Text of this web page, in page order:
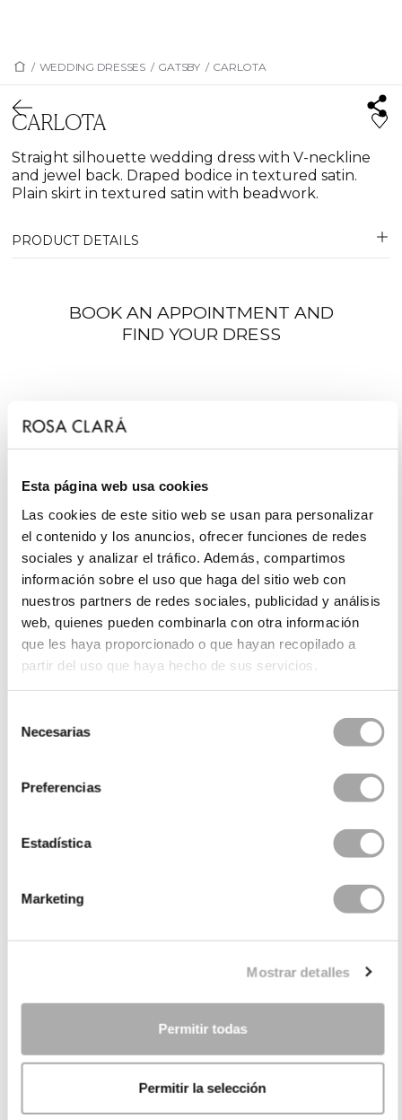
Esta página web usa cookies
Las cookies de este sitio web se usan para personalizar
el contenido y los anuncios, ofrecer funciones de redes
sociales y analizar el tráfico. Además, compartimos
información sobre el uso que haga del sitio web con
nuestros partners de redes sociales, publicidad y análisis
web, quienes pueden combinarla con otra información
que les haya proporcionado o que hayan recopilado a
partir del uso que haya hecho de sus servicios.
Necesarias
Preferencias
Estadística
Marketing
Mostrar detalles
Permitir todas
Permitir la selección
/ WEDDING DRESSES / GATSBY / CARLOTA
CARLOTA
Straight silhouette wedding dress with V-neckline
and jewel back. Draped bodice in textured satin.
Plain skirt in textured satin with beadwork.
PRODUCT DETAILS
BOOK AN APPOINTMENT AND
FIND YOUR DRESS